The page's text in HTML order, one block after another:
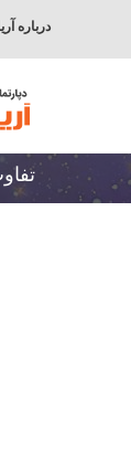
درباره